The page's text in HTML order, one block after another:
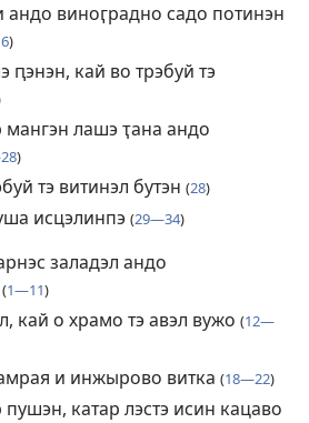
андо виноӷрадно садо потинэн
)
ԥэнэн, кай во трэбуй тэ
мангэн лашэ ҭана андо
)
тэ витинэл бутэн (28)
исцэлинпэ (29—34)
заладэл андо
(1—11)
кай о храмо тэ авэл вужо (12—
и инжырово витка (18—22)
катар лэстэ исин кацаво